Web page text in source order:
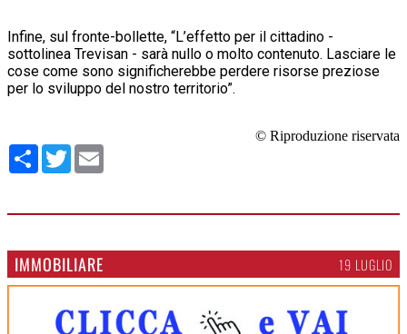
Infine, sul fronte-bollette, “L’effetto per il cittadino -
sottolinea Trevisan - sarà nullo o molto contenuto. Lasciare le
cose come sono significherebbe perdere risorse preziose
per lo sviluppo del nostro territorio”.
© Riproduzione riservata
Condividi
Twitter
IMMOBILIARE 19 LUGLIO